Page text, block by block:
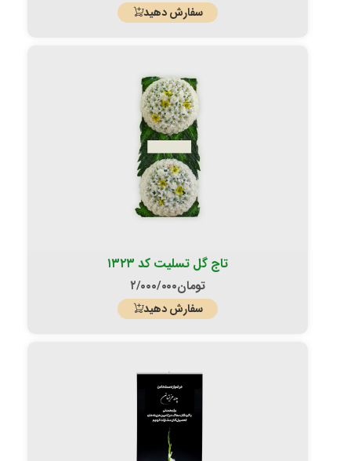
سفارش دهید
تاج گل تسلیت کد ۱۳۲۳
تومان۲/۰۰۰/۰۰۰
سفارش دهید